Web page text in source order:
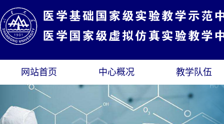
网站首页 中心概况 教学队伍